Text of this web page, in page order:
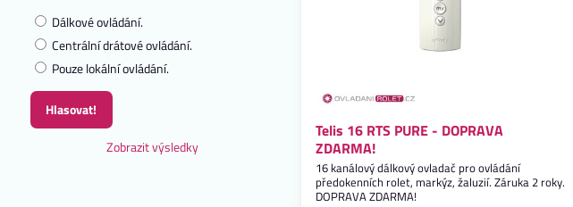
Telis 16 RTS PURE - DOPRAVA
ZDARMA!
16 kanálový dálkový ovladač pro ovládání
předokenních rolet, markýz, žaluzií. Záruka 2 roky.
DOPRAVA ZDARMA!
Dálkové ovládání.
Centrální drátové ovládání.
Pouze lokální ovládání.
Hlasovat!
Zobrazit výsledky